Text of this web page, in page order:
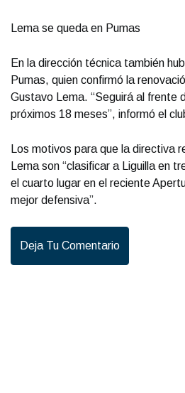
Lema se queda en Pumas
En la dirección técnica también
Pumas, quien confirmó la
Gustavo Lema. “Seguirá al frente
próximos 18 meses”, informó el
Los motivos para que la directiva
Lema son “clasificar a Liguilla en
el cuarto lugar en el reciente
mejor defensiva”.
Deja Tu Comentario